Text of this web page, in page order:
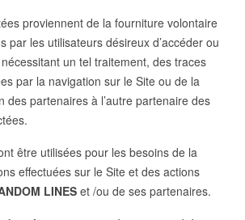
proviennent de la fourniture volontaire
par les utilisateurs désireux d’accéder ou
un tel traitement, des traces
par la navigation sur le Site ou de la
des partenaires à l’autre partenaire des
être utilisées pour les besoins de la
effectuées sur le Site et des actions
LINES et /ou de ses partenaires.